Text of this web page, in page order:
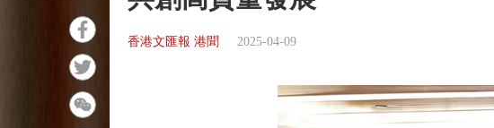
香港文匯報 港聞 2025-04-09